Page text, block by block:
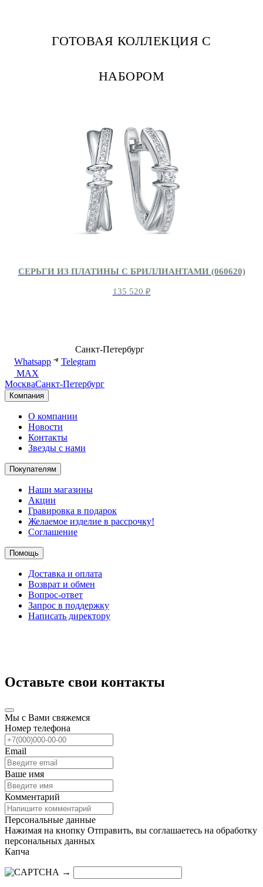
ГОТОВАЯ КОЛЛЕКЦИЯ С
НАБОРОМ
СЕРЬГИ ИЗ ПЛАТИНЫ С БРИЛЛИАНТАМИ (060620)
135 520 ₽
Санкт-Петербург
Whatsapp
Telegram
MAX
МоскваСанкт-Петербург
Компания
О компании
Новости
Контакты
Звезды с нами
Покупателям
Наши магазины
Акции
Гравировка в подарок
Желаемое изделие в рассрочку!
Соглашение
Помощь
Доставка и оплата
Возврат и обмен
Вопрос-ответ
Запрос в поддержку
Написать директору
Оставьте свои контакты
Мы с Вами свяжемся
Номер телефона
Email
Ваше имя
Комментарий
Персональные данные
Нажимая на кнопку Отправить, вы соглашаетесь на обработку
персональных данных
Капча
→